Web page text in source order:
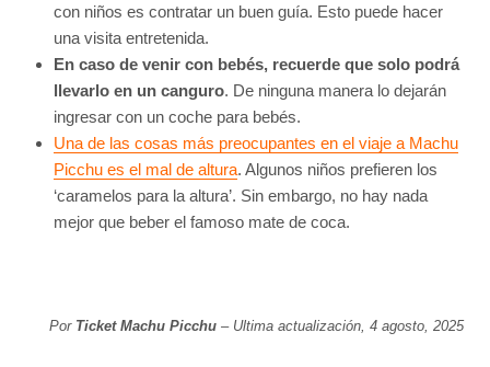
con niños es contratar un buen guía. Esto puede hacer
una visita entretenida.
En caso de venir con bebés, recuerde que solo podrá
llevarlo en un canguro. De ninguna manera lo dejarán
ingresar con un coche para bebés.
Una de las cosas más preocupantes en el viaje a Machu
Picchu es el mal de altura. Algunos niños prefieren los
‘caramelos para la altura’. Sin embargo, no hay nada
mejor que beber el famoso mate de coca.
Por Ticket Machu Picchu– Ultima actualización, 4 agosto, 2025